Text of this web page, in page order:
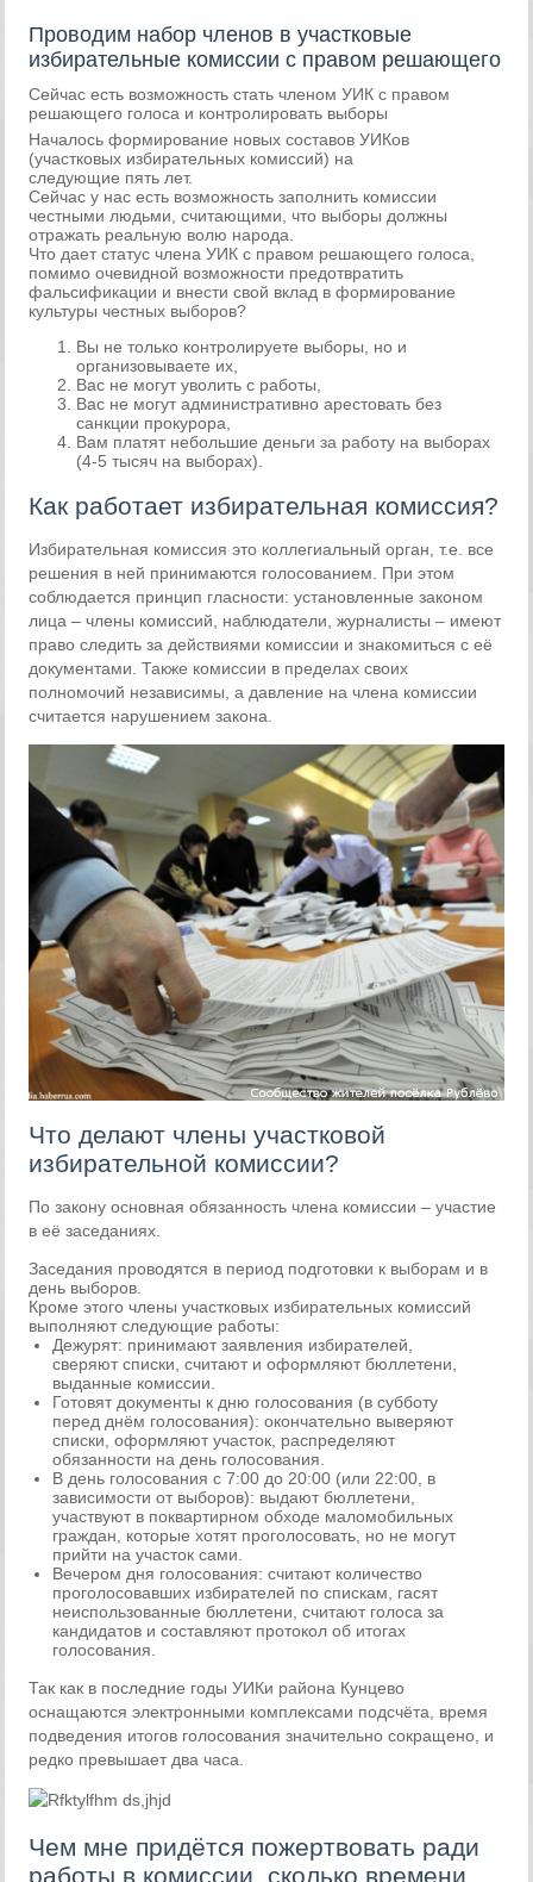
Проводим набор членов в участковые
избирательные комиссии с правом решающего
Сейчас есть возможность стать членом УИК с правом
решающего голоса и контролировать выборы
Началось формирование новых составов УИКов
(участковых избирательных комиссий) на
следующие пять лет.
Сейчас у нас есть возможность заполнить комиссии
честными людьми, считающими, что выборы должны
отражать реальную волю народа.
Что дает статус члена УИК с правом решающего голоса,
помимо очевидной возможности предотвратить
фальсификации и внести свой вклад в формирование
культуры честных выборов?
Вы не только контролируете выборы, но и
организовываете их,
Вас не могут уволить с работы,
Вас не могут административно арестовать без
санкции прокурора,
Вам платят небольшие деньги за работу на выборах
(4-5 тысяч на выборах).
Как работает избирательная комиссия?
Избирательная комиссия это коллегиальный орган, т.е. все
решения в ней принимаются голосованием. При этом
соблюдается принцип гласности: установленные законом
лица – члены комиссий, наблюдатели, журналисты – имеют
право следить за действиями комиссии и знакомиться с её
документами. Также комиссии в пределах своих
полномочий независимы, а давление на члена комиссии
считается нарушением закона.
Что делают члены участковой
избирательной комиссии?
По закону основная обязанность члена комиссии – участие
в её заседаниях.
Заседания проводятся в период подготовки к выборам и в
день выборов.
Кроме этого члены участковых избирательных комиссий
выполняют следующие работы:
Дежурят: принимают заявления избирателей,
сверяют списки, считают и оформляют бюллетени,
выданные комиссии.
Готовят документы к дню голосования (в субботу
перед днём голосования): окончательно выверяют
списки, оформляют участок, распределяют
обязанности на день голосования.
В день голосования с 7:00 до 20:00 (или 22:00, в
зависимости от выборов): выдают бюллетени,
участвуют в поквартирном обходе маломобильных
граждан, которые хотят проголосовать, но не могут
прийти на участок сами.
Вечером дня голосования: считают количество
проголосовавших избирателей по спискам, гасят
неиспользованные бюллетени, считают голоса за
кандидатов и составляют протокол об итогах
голосования.
Так как в последние годы УИКи района Кунцево
оснащаются электронными комплексами подсчёта, время
подведения итогов голосования значительно сокращено, и
редко превышает два часа.
Чем мне придётся пожертвовать ради
работы в комиссии, сколько времени